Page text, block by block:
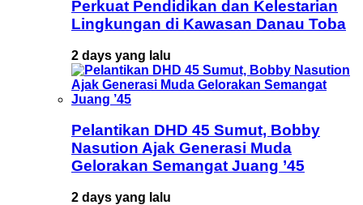
Perkuat Pendidikan dan Kelestarian
Lingkungan di Kawasan Danau Toba
2 days yang lalu
Pelantikan DHD 45 Sumut, Bobby
Nasution Ajak Generasi Muda
Gelorakan Semangat Juang ’45
2 days yang lalu